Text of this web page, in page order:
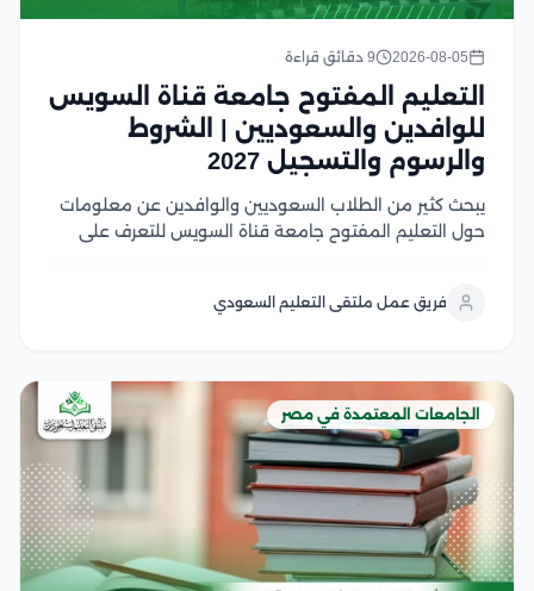
2026-08-05 9 دقائق قراءة
التعليم المفتوح جامعة قناة السويس
للوافدين والسعوديين | الشروط
والرسوم والتسجيل 2027
يبحث كثير من الطلاب السعوديين والوافدين عن معلومات
حول التعليم المفتوح جامعة قناة السويس للتعرف على
شروط القبول، وشروط...
فريق عمل ملتقى التعليم السعودي
الجامعات المعتمدة في مصر